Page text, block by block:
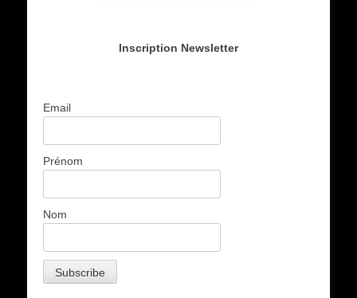
Inscription Newsletter
Email
Prénom
Nom